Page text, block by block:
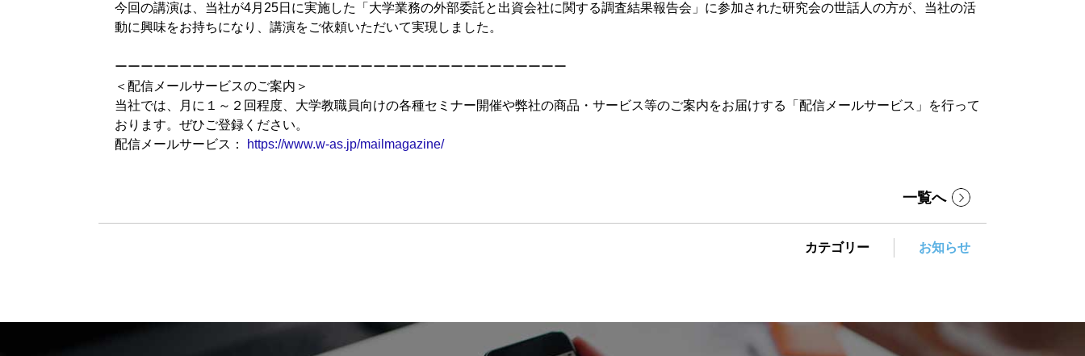
今回の講演は、当社が4月25日に実施した「大学業務の外部委託と出資会社に関する調査結果報告会」に参加された研究会の世話人の方が、当社の活
動に興味をお持ちになり、講演をご依頼いただいて実現しました。
ーーーーーーーーーーーーーーーーーーーーーーーーーーーーーーーーーーー
＜配信メールサービスのご案内＞
当社では、月に１～２回程度、大学教職員向けの各種セミナー開催や弊社の商品・サービス等のご案内をお届けする「配信メールサービス」を行って
おります。ぜひご登録ください。
配信メールサービス：
https://www.w-as.jp/mailmagazine/
一覧へ
カテゴリー お知らせ